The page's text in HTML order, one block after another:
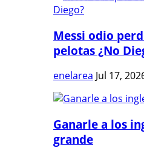
Messi odio
pelotas ¿No
enelarea Jul 17,
Ganarle a los
grande